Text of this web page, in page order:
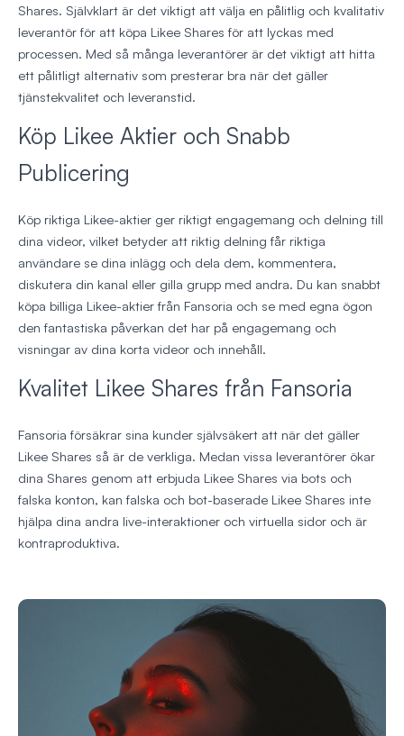
Shares. Självklart är det viktigt att välja en pålitlig och kvalitativ
leverantör för att köpa Likee Shares för att lyckas med
processen. Med så många leverantörer är det viktigt att hitta
ett pålitligt alternativ som presterar bra när det gäller
tjänstekvalitet och leveranstid.
Köp Likee Aktier och Snabb
Publicering
Köp riktiga Likee-aktier ger riktigt engagemang och delning till
dina videor, vilket betyder att riktig delning får riktiga
användare se dina inlägg och dela dem, kommentera,
diskutera din kanal eller gilla grupp med andra. Du kan snabbt
köpa billiga Likee-aktier från Fansoria och se med egna ögon
den fantastiska påverkan det har på engagemang och
visningar av dina korta videor och innehåll.
Kvalitet Likee Shares från Fansoria
Fansoria försäkrar sina kunder självsäkert att när det gäller
Likee Shares så är de verkliga. Medan vissa leverantörer ökar
dina Shares genom att erbjuda Likee Shares via bots och
falska konton, kan falska och bot-baserade Likee Shares inte
hjälpa dina andra live-interaktioner och virtuella sidor och är
kontraproduktiva.